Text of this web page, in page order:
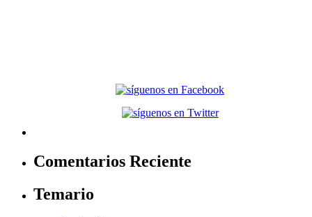
Comentarios Reciente
Temario